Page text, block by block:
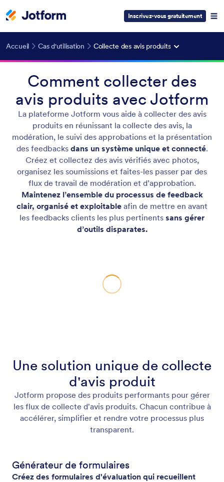
Inscrivez-vous gratuitement
Accueil Cas d'utilisation Collecte des avis produits
Comment collecter des
avis produits avec Jotform
La plateforme Jotform vous aide à collecter des avis
produits en réunissant la collecte des avis, la
modération, le suivi des approbations et la présentation
des feedbacks dans un système unique et connecté.
Créez et collectez des avis vérifiés avec photos,
organisez les soumissions et faites-les passer par des
flux de travail de modération et d’approbation.
Maintenez l’ensemble du processus de feedback
clair, organisé et exploitable afin de mettre en avant
les feedbacks clients les plus pertinents sans gérer
d’outils disparates.
Une solution unique de collecte
d'avis produit
Jotform propose des produits performants pour gérer
les flux de collecte d'avis produits. Chacun contribue à
accélérer, simplifier et rendre votre processus plus
transparent.
Générateur de formulaires
Créez des formulaires d'évaluation qui recueillent